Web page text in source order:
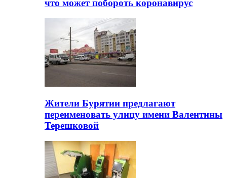
что может побороть коронавирус
Жители Бурятии предлагают
переименовать улицу имени Валентины
Терешковой